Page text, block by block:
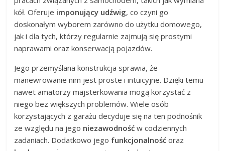
kół. Oferuje imponujący udźwig, co czyni go
doskonałym wyborem zarówno do użytku domowego,
jak i dla tych, którzy regularnie zajmują się prostymi
naprawami oraz konserwacją pojazdów.
Jego przemyślana konstrukcja sprawia, że
manewrowanie nim jest proste i intuicyjne. Dzięki temu
nawet amatorzy majsterkowania mogą korzystać z
niego bez większych problemów. Wiele osób
korzystających z garażu decyduje się na ten podnośnik
ze względu na jego niezawodność w codziennych
zadaniach. Dodatkowo jego funkcjonalność oraz